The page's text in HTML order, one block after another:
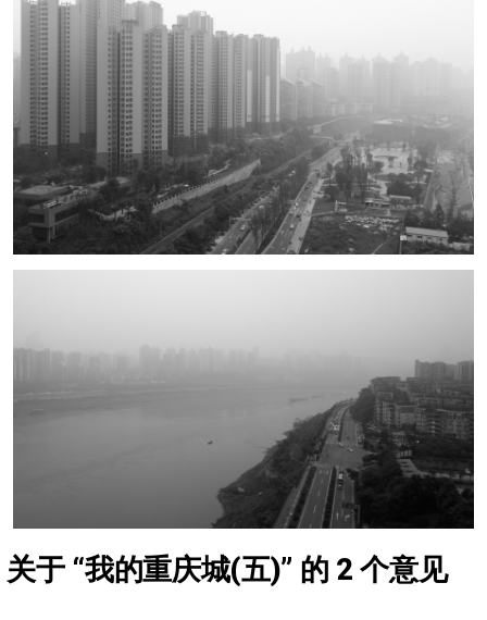
关于 “我的重庆城(五)” 的 2 个意见